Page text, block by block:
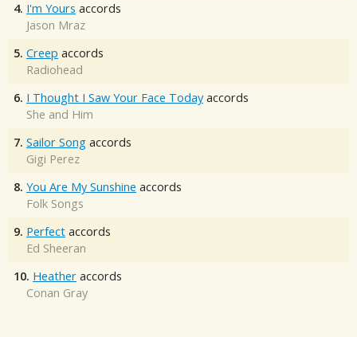
4. I'm Yours accords
Jason Mraz
5. Creep accords
Radiohead
6. I Thought I Saw Your Face Today accords
She and Him
7. Sailor Song accords
Gigi Perez
8. You Are My Sunshine accords
Folk Songs
9. Perfect accords
Ed Sheeran
10. Heather accords
Conan Gray